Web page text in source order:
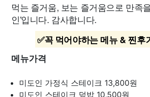
먹는 즐거움, 보는 즐거움으로 만족
인'입니다. 감사합니다.
✅꼭 먹어야하는 메뉴 & 찐후
메뉴가격
미도인 가정식 스테이크 13,800원
미도인 스테이크 덮밥 10,500원